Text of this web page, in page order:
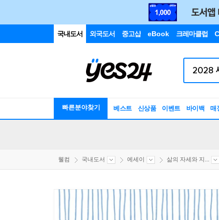
국내도서 외국도서 중고샵 eBook 크레마클럽
빠른분야찾기 베스트 신상품 이벤트 바이백 매
웰컴 국내도서 에세이 삶의 자세와 지...